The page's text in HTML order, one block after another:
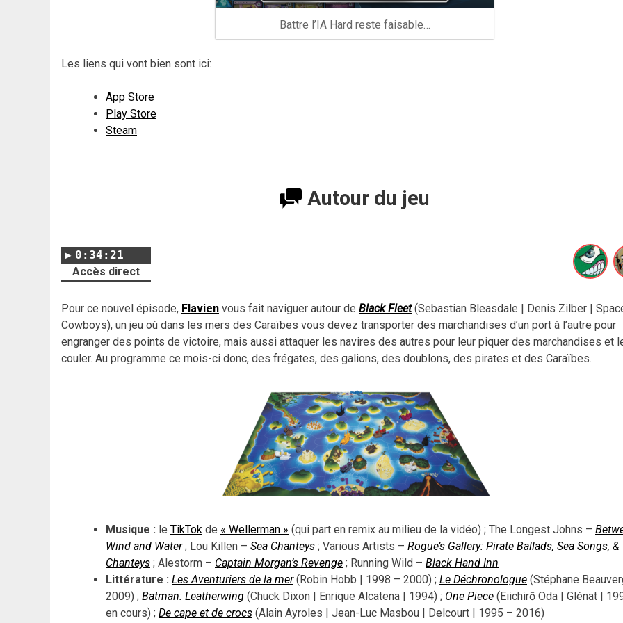
Battre l’IA Hard reste faisable…
Les liens qui vont bien sont ici:
App Store
Play Store
Steam
Autour du jeu
0:34:21
Accès direct
Pour ce nouvel épisode, Flavien vous fait naviguer autour de Black Fleet(Sebastian Bleasdale | Denis Zilber |
Cowboys), un jeu où dans les mers des Caraïbes vous devez transporter des marchandises d’un port à l’autre pour
engranger des points de victoire, mais aussi attaquer les navires des autres pour leur piquer des marchandises et
couler. Au programme ce mois-ci donc, des frégates, des galions, des doublons, des pirates et des Caraïbes.
Musique : le TikTok de « Wellerman » (qui part en remix au milieu de la vidéo) ; The Longest Johns –
Wind and Water; Lou Killen – Sea Chanteys ; Various Artists – Rogue’s Gallery: Pirate Ballads, Sea Songs, &
Chanteys ; Alestorm – Captain Morgan’s Revenge ; Running Wild – Black Hand Inn
Littérature : Les Aventuriers de la mer(Robin Hobb | 1998 – 2000) ; Le Déchronologue (Stéphane
2009) ; Batman: Leatherwing (Chuck Dixon | Enrique Alcatena | 1994) ; One Piece (Eiichirō Oda | Glénat |
en cours) ; De cape et de crocs (Alain Ayroles | Jean-Luc Masbou | Delcourt | 1995 – 2016)